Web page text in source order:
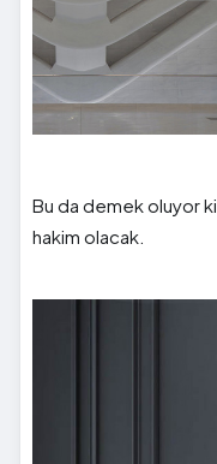
Bu da demek oluyor
hakim olacak.